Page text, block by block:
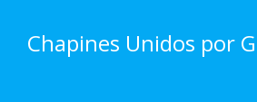
content
Chapines Unidos por